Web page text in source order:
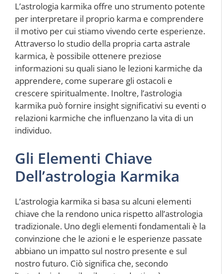
L’astrologia karmika offre uno strumento potente
per interpretare il proprio karma e comprendere
il motivo per cui stiamo vivendo certe esperienze.
Attraverso lo studio della propria carta astrale
karmica, è possibile ottenere preziose
informazioni su quali siano le lezioni karmiche da
apprendere, come superare gli ostacoli e
crescere spiritualmente. Inoltre, l’astrologia
karmika può fornire insight significativi su eventi o
relazioni karmiche che influenzano la vita di un
individuo.
Gli Elementi Chiave
Dell’astrologia Karmika
L’astrologia karmika si basa su alcuni elementi
chiave che la rendono unica rispetto all’astrologia
tradizionale. Uno degli elementi fondamentali è la
convinzione che le azioni e le esperienze passate
abbiano un impatto sul nostro presente e sul
nostro futuro. Ciò significa che, secondo